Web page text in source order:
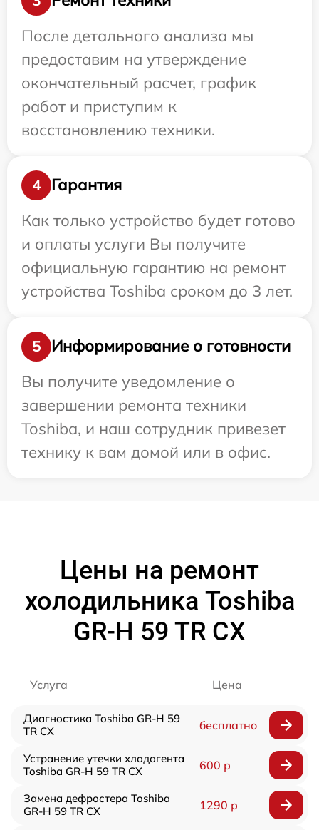
После детального анализа мы
предоставим на утверждение
окончательный расчет, график
работ и приступим к
восстановлению техники.
4
Гарантия
Как только устройство будет готово
и оплаты услуги Вы получите
официальную гарантию на ремонт
устройства Toshiba сроком до 3 лет.
5
Информирование о готовности
Вы получите уведомление о
завершении ремонта техники
Toshiba, и наш сотрудник привезет
технику к вам домой или в офис.
Цены на ремонт
холодильника Toshiba
GR-H 59 TR CX
Услуга Цена
Диагностика Toshiba GR-H 59
TR CX
бесплатно
Устранение утечки хладагента
Toshiba GR-H 59 TR CX
600 р
Замена дефростера Toshiba
GR-H 59 TR CX
1290 р